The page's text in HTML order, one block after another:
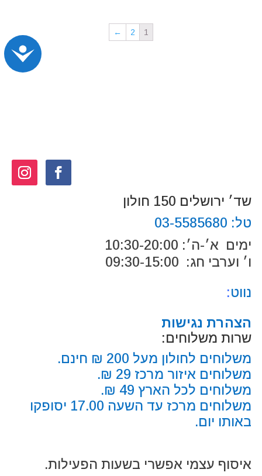
1
2
←
שד׳ ירושלים 150 חולון
טל: 03-5585680
ימים א׳-ה׳: 10:30-20:00
ו׳ וערבי חג: 09:30-15:00
נווט:
הצהרת נגישות
שרות משלוחים:
משלוחים לחולון מעל 200 ₪ חינם.
משלוחים איזור מרכז 29 ₪.
משלוחים לכל הארץ 49 ₪.
משלוחים מרכז עד השעה 17.00 יסופקו
באותו יום.
איסוף עצמי אפשרי בשעות הפעילות.